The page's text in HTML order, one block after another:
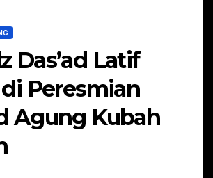
Das’ad Latif
Peresmian
Agung Kubah